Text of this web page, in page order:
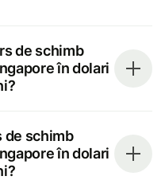
de schimb
în dolari
de schimb
în dolari